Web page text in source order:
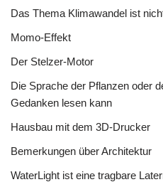
Das Thema Klimawandel ist
Momo-Effekt
Der Stelzer-Motor
Die Sprache der Pflanzen oder
Gedanken lesen kann
Hausbau mit dem 3D-Drucker
Bemerkungen über Architektur
WaterLight ist eine tragbare